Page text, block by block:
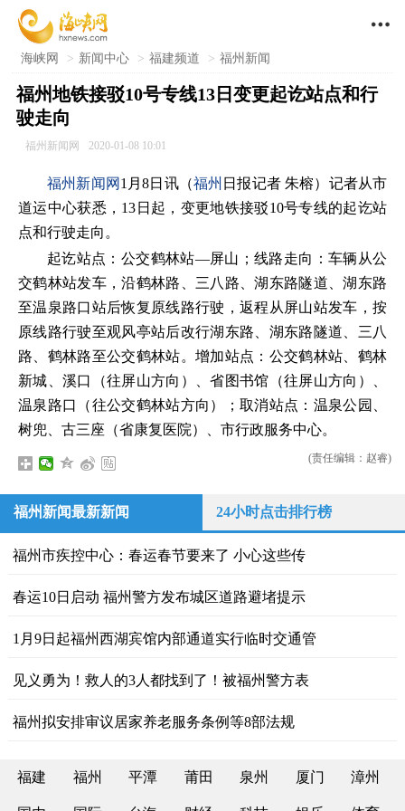

海峡网 > 新闻中心 > 福建频道 > 福州新闻
福州地铁接驳10号专线13日变更起讫站点和行
驶走向
福州新闻网 2020-01-08 10:01
福州新闻网 1月8日讯（福州 日报记者 朱榕）记者从市
道运中心获悉，13日起，变更地铁接驳10号专线的起讫站
点和行驶走向。
起讫站点：公交鹤林站—屏山；线路走向：车辆从公
交鹤林站发车，沿鹤林路、三八路、湖东路隧道、湖东路
至温泉路口站后恢复原线路行驶，返程从屏山站发车，按
原线路行驶至观风亭站后改行湖东路、湖东路隧道、三八
路、鹤林路至公交鹤林站。增加站点：公交鹤林站、鹤林
新城、溪口（往屏山方向）、省图书馆（往屏山方向）、
温泉路口（往公交鹤林站方向）；取消站点：温泉公园、
树兜、古三座（省康复医院）、市行政服务中心。
(责任编辑：赵睿)
福州新闻最新新闻 24小时点击排行榜
福州市疾控中心：春运春节要来了 小心这些传
春运10日启动 福州警方发布城区道路避堵提示
1月9日起福州西湖宾馆内部通道实行临时交通管
见义勇为！救人的3人都找到了！被福州警方表
福州拟安排审议居家养老服务条例等8部法规
福建 福州 平潭 莆田 泉州 厦门 漳州